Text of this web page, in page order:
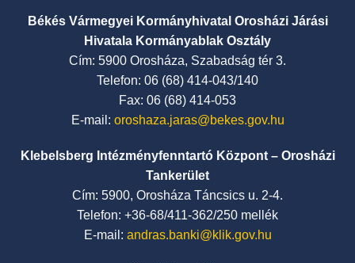
Békés Vármegyei Kormányhivatal Orosházi Járási
Hivatala Kormányablak Osztály
Cím: 5900 Orosháza, Szabadság tér 3.
Telefon: 06 (68) 414-043/140
Fax: 06 (68) 414-053
E-mail: oroshaza.jaras@bekes.gov.hu
Klebelsberg Intézményfenntartó Központ – Orosházi
Tankerület
Cím: 5900, Orosháza Táncsics u. 2-4.
Telefon: +36-68/411-362/250 mellék
E-mail: andras.banki@klik.gov.hu